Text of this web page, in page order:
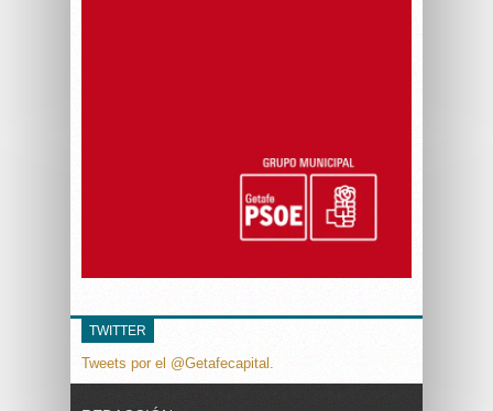
TWITTER
Tweets por el @Getafecapital.